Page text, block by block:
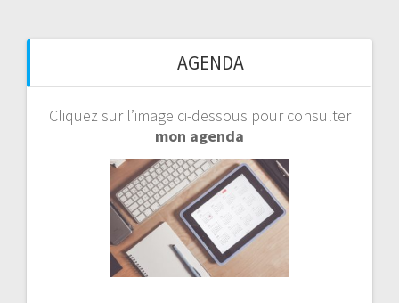
AGENDA
Cliquez sur l’image ci-dessous pour consulter
mon agenda